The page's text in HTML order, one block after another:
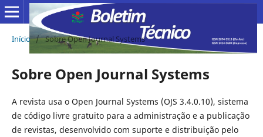
Início / Sobre Open Journal Systems
Sobre Open Journal Systems
A revista usa o Open Journal Systems (OJS 3.4.0.10), sistema
de código livre gratuito para a administração e a publicação
de revistas, desenvolvido com suporte e distribuição pelo